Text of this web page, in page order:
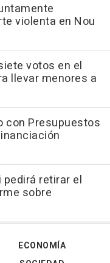
violenta en Nou
votos en el
llevar menores a
con Presupuestos
pedirá retirar el
sobre
ECONOMÍA